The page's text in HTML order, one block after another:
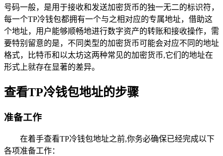
号码一般，是用于接收和发送加密货币的独一无二的标识符，
每一个TP冷钱包都拥有一个与之相对应的专属地址，借助这
个地址，用户能够顺畅地进行数字资产的转账和接收操作，需
要特别留意的是，不同类型的加密货币可能会对应不同的地址
格式，比特币和以太坊这两种常见的加密货币,它们的地址在
形式上就存在显著的差异。
查看TP冷钱包地址的步骤
准备工作
在着手查看TP冷钱包地址之前,你务必确保已经完成以下
各项准备工作：